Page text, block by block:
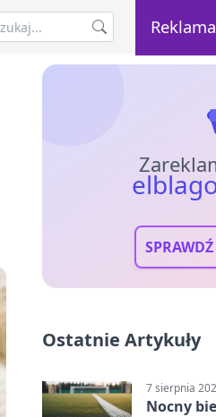
Ostatnie Artykuły
7 sierpnia
Nocny